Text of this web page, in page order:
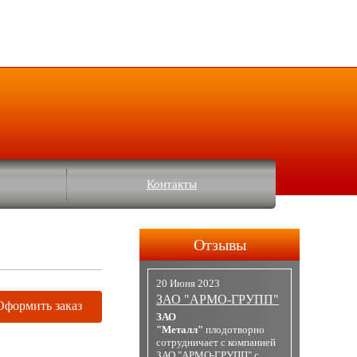
Контакты
заказ
Отзывы
20 Июня 2023
ЗАО "АРМО-ГРУПП"
ЗАО
"Металл" плодотворно
сотрудничает с компанией